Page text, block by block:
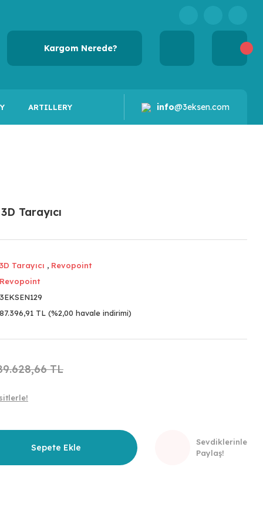
Kargom Nerede?
ARTILLERY info@3eksen.com
Tarayıcı
3D Tarayıcı , Revopoint
Revopoint
3EKSEN129
87.396,91 TL (%2,00 havale indirimi)
TL
Sepete Ekle
Sevdiklerinle
Paylaş!